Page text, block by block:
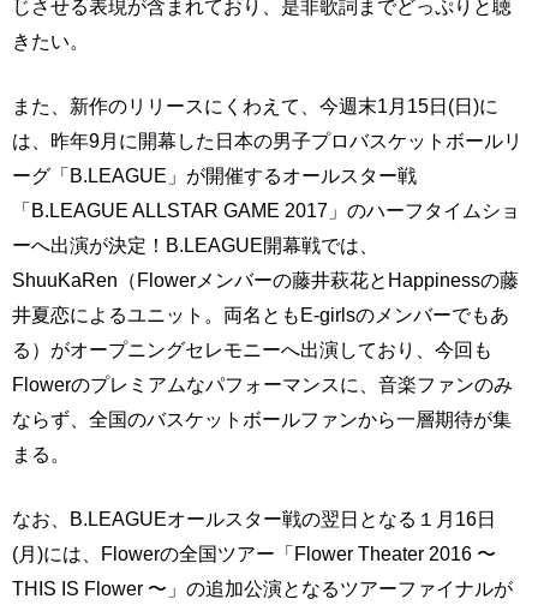
じさせる表現が含まれており、是非歌詞までどっぷりと聴
きたい。
また、新作のリリースにくわえて、今週末1月15日(日)に
は、昨年9月に開幕した日本の男子プロバスケットボールリ
ーグ「B.LEAGUE」が開催するオールスター戦
「B.LEAGUE ALLSTAR GAME 2017」のハーフタイムショ
ーへ出演が決定！B.LEAGUE開幕戦では、
ShuuKaRen（Flowerメンバーの藤井萩花とHappinessの藤
井夏恋によるユニット。両名ともE-girlsのメンバーでもあ
る）がオープニングセレモニーへ出演しており、今回も
Flowerのプレミアムなパフォーマンスに、音楽ファンのみ
ならず、全国のバスケットボールファンから一層期待が集
まる。
なお、B.LEAGUEオールスター戦の翌日となる１月16日
(月)には、Flowerの全国ツアー「Flower Theater 2016 〜
THIS IS Flower 〜」の追加公演となるツアーファイナルが